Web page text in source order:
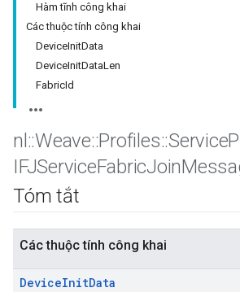
Hàm tĩnh công khai
Các thuộc tính công khai
DeviceInitData
DeviceInitDataLen
FabricId
nl ::Weave::Profiles::Service
IFJServiceFabricJoin
Tóm tắt
Các thuộc tính công khai
DeviceInitData